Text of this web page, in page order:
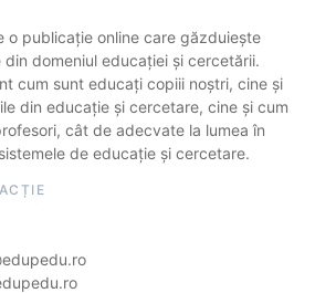
o publicație online care găzduiește
domeniul educației și cercetării.
cum sunt educați copiii noștri, cine și
din educație și cercetare, cine și cum
cât de adecvate la lumea în
de educație și cercetare.